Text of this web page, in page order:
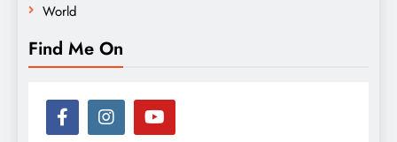
World
Find Me On